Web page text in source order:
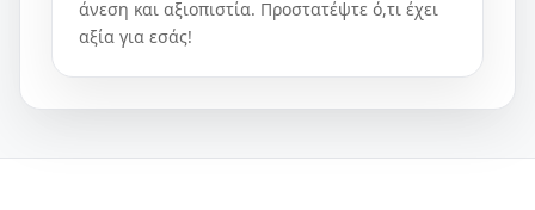
άνεση και αξιοπιστία. Προστατέψτε ό,τι έχει
αξία για εσάς!